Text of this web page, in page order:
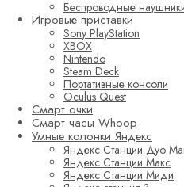
Беспроводные
Игровые приставки
Sony PlayStation
XBOX
Nintendo
Steam Deck
Портативные консоли
Oculus Quest
Смарт очки
Смарт часы Whoop
Умные колонки Яндекс
Яндекс Станции Дуо
Яндекс Станции Макс
Яндекс Станции Миди